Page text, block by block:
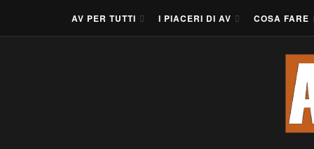
AV PER TUTTI I PIACERI DI AV COSA FARE